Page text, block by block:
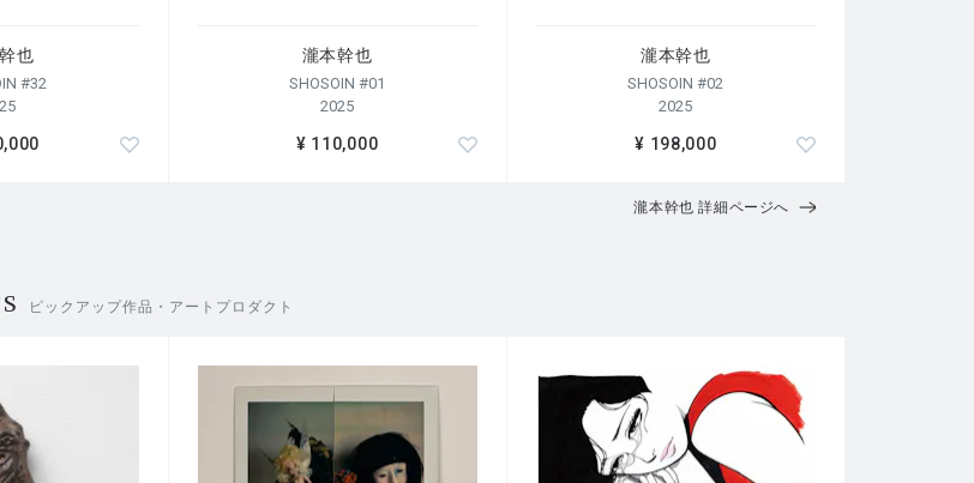
也
#32
瀧本幹也
SHOSOIN #01
2025
¥ 110,000
瀧本幹也
SHOSOIN #02
2025
¥ 198,000
瀧本幹也 詳細ページへ
ピックアップ作品・アートプロダクト